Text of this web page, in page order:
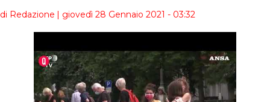
di Redazione | giovedì 28 Gennaio 2021 - 03:32